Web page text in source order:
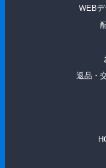
WEB
返品・